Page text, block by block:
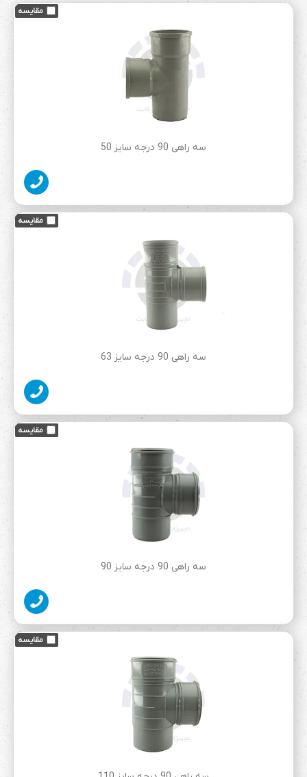
سه راهی 90 درجه سایز 50
سه راهی 90 درجه سایز 63
سه راهی 90 درجه سایز 90